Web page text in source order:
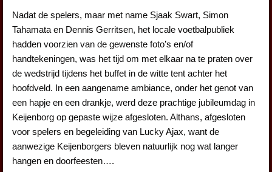
Nadat de spelers, maar met name Sjaak Swart, Simon
Tahamata en Dennis Gerritsen, het locale voetbalpubliek
hadden voorzien van de gewenste foto’s en/of
handtekeningen, was het tijd om met elkaar na te praten over
de wedstrijd tijdens het buffet in de witte tent achter het
hoofdveld. In een aangename ambiance, onder het genot van
een hapje en een drankje, werd deze prachtige jubileumdag in
Keijenborg op gepaste wijze afgesloten. Althans, afgesloten
voor spelers en begeleiding van Lucky Ajax, want de
aanwezige Keijenborgers bleven natuurlijk nog wat langer
hangen en doorfeesten….